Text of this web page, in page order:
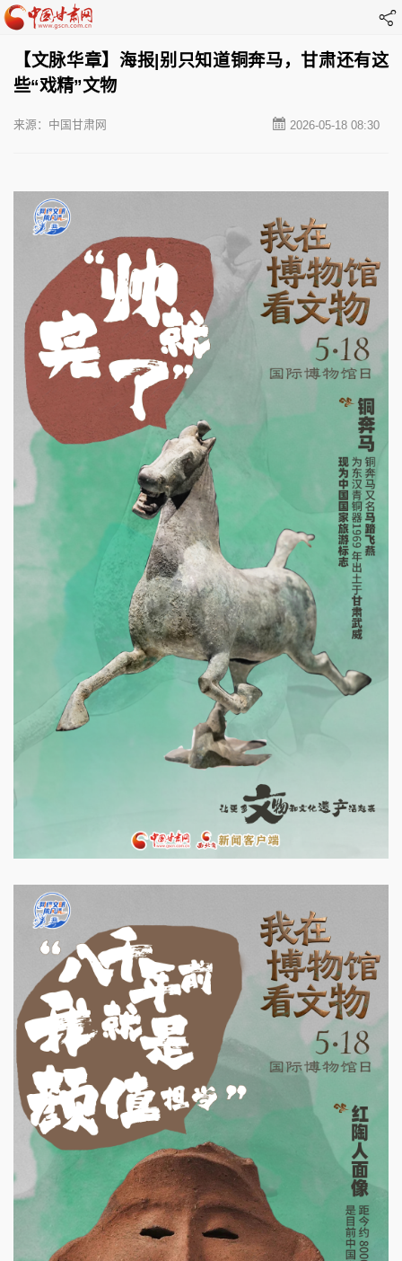
【文脉华章】海报|别只知道铜奔马，甘肃还有这
些“戏精”文物
2026-05-18 08:30
来源：中国甘肃网